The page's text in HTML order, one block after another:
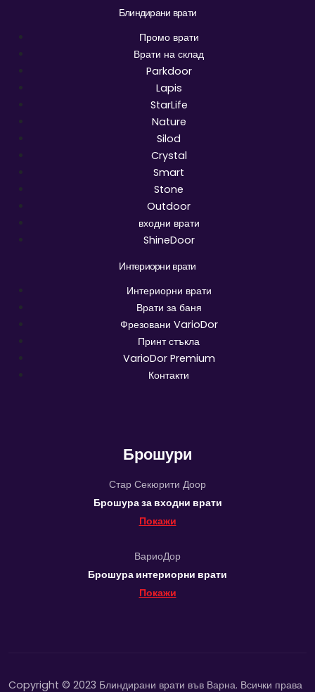
Блиндирани врати
Промо врати
Врати на склад
Parkdoor
Lapis
StarLife
Nature
Silod
Crystal
Smart
Stone
Outdoor
входни врати
ShineDoor
Интериорни врати
Интериорни врати
Врати за баня
Фрезовани VarioDor
Принт стъкла
VarioDor Premium
Контакти
Брошури
Стар Секюрити Доор
Брошура за входни врати
Покажи
ВариоДор
Брошура интериорни врати
Покажи
Copyright © 2023 Блиндирани врати във Варна. Всички права